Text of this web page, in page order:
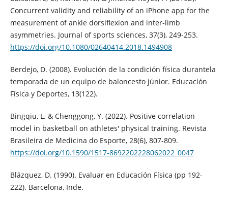
Concurrent validity and reliability of an iPhone app for the
measurement of ankle dorsiflexion and inter-limb
asymmetries. Journal of sports sciences, 37(3), 249-253.
https://doi.org/10.1080/02640414.2018.1494908
Berdejo, D. (2008). Evolución de la condición física durantela
temporada de un equipo de baloncesto júnior. Educación
Física y Deportes, 13(122).
Bingqiu, L. & Chenggong, Y. (2022). Positive correlation
model in basketball on athletes' physical training. Revista
Brasileira de Medicina do Esporte, 28(6), 807-809.
https://doi.org/10.1590/1517-8692202228062022_0047
Blázquez, D. (1990). Evaluar en Educación Física (pp 192-
222). Barcelona, Inde.